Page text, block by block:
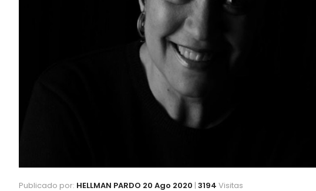
Publicado por: HELLMAN PARDO 20 Ago 2020 | 3194 Visitas